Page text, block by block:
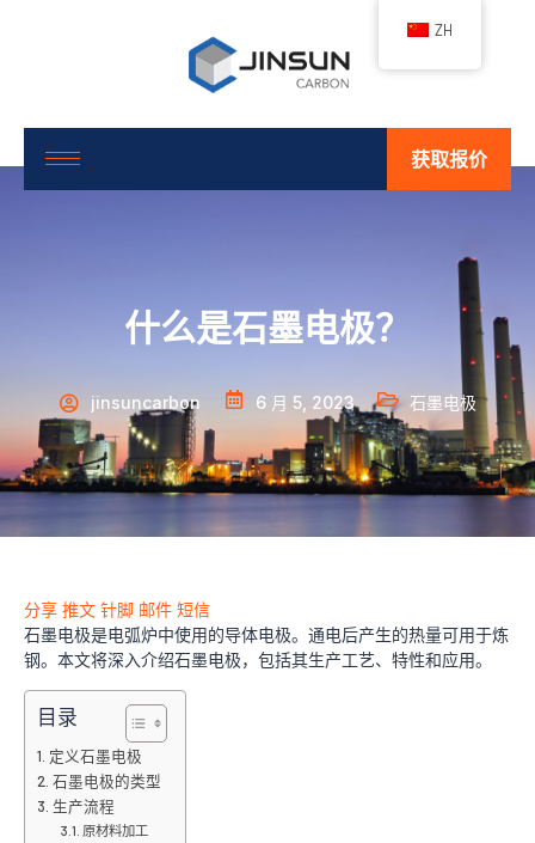
获取报价
什么是石墨电极？
jinsuncarbon 6 月 5, 2023 石墨电极
分享 推文 针脚 邮件 短信
石墨电极是电弧炉中使用的导体电极。通电后产生的热量可用于炼
钢。本文将深入介绍石墨电极，包括其生产工艺、特性和应用。
目录
定义石墨电极
石墨电极的类型
生产流程
原材料加工
ZH